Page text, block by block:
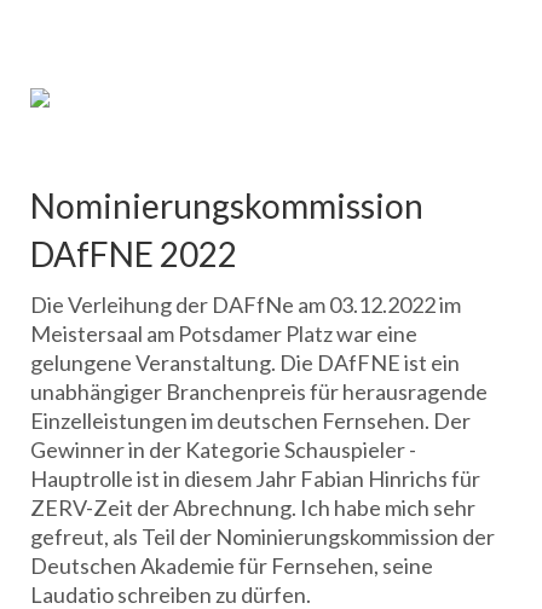
Nominierungskommission
DAfFNE 2022
Die Verleihung der DAFfNe am 03.12.2022 im
Meistersaal am Potsdamer Platz war eine
gelungene Veranstaltung. Die DAfFNE ist ein
unabhängiger Branchenpreis für herausragende
Einzelleistungen im deutschen Fernsehen. Der
Gewinner in der Kategorie Schauspieler -
Hauptrolle ist in diesem Jahr Fabian Hinrichs für
ZERV-Zeit der Abrechnung. Ich habe mich sehr
gefreut, als Teil der Nominierungskommission der
Deutschen Akademie für Fernsehen, seine
Laudatio schreiben zu dürfen.